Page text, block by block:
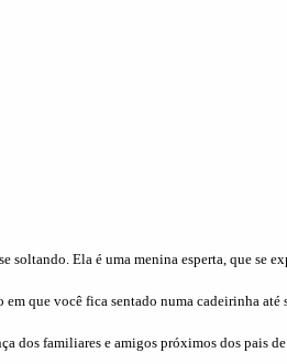
soltando. Ela é uma menina esperta, que se
que você fica sentado numa cadeirinha até
dos familiares e amigos próximos dos pais